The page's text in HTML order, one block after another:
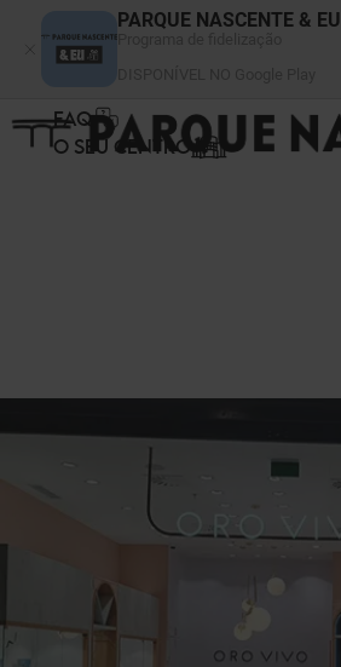
PARQUE NASCENTE & EU
FAQ
O SEU CENTRO
Painel de Gerenciamento de Cookies